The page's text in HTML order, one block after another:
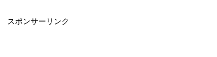
スポンサーリンク